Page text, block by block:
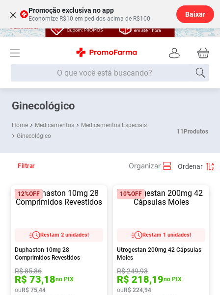
× Promoção exclusiva no app
Economize R$10 em pedidos acima de R$100
Baixar
O que você está buscando?
Ginecológico
Medicamentos
Medicamentos Especiais
Ginecológico
11Produtos
Filtrar
12%OFF
Restam 2 unidades!
Duphaston 10mg 28
Comprimidos Revestidos
R$85,86
R$ 73,18no PIX
ouR$ 75,44
10%OFF
Restam 1 unidades!
Utrogestan 200mg 42 Cápsulas
Moles
R$249,93
R$ 218,19no PIX
ouR$ 224,94
Termos mais buscados
1 º Fralda
2º Lenço Umedecido
3º Medley
4º
6º Desodorante
8º Absorvente
9º Pampers Confort Sec
10